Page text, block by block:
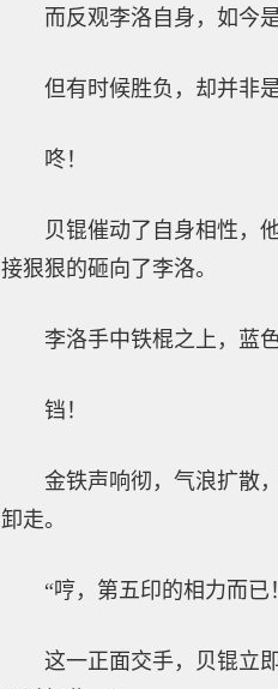
而反观李洛自身，如今
但有时候胜负，却并非
咚！
贝锟催动了自身相性，
接狠狠的砸向了李洛。
李洛手中铁棍之上，蓝
铛！
金铁声响彻，气浪扩散
卸走。
“哼，第五印的相力而已
这一正面交手，贝锟立